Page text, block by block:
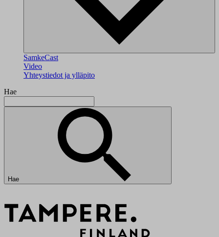
SamkeCast
Video
Yhteystiedot ja ylläpito
Hae
Hae